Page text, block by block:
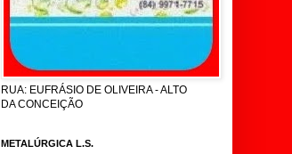
RUA: EUFRÁSIO DE OLIVEIRA - ALTO
DA CONCEIÇÃO
METALÚRGICA L.S.